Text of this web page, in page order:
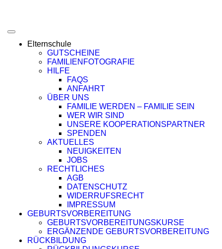
Elternschule
GUTSCHEINE
FAMILIENFOTOGRAFIE
HILFE
FAQS
ANFAHRT
ÜBER UNS
FAMILIE WERDEN – FAMILIE SEIN
WER WIR SIND
UNSERE KOOPERATIONSPARTNER
SPENDEN
AKTUELLES
NEUIGKEITEN
JOBS
RECHTLICHES
AGB
DATENSCHUTZ
WIDERRUFSRECHT
IMPRESSUM
GEBURTSVORBEREITUNG
GEBURTSVORBEREITUNGSKURSE
ERGÄNZENDE GEBURTSVORBEREITUNG
RÜCKBILDUNG